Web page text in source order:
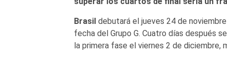
Brasil debutará el jueves 24 de
fecha del Grupo G. Cuatro días después
la primera fase el viernes 2 de diciembre,